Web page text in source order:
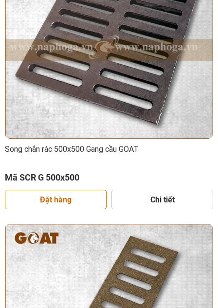
Song chắn rác 500x500 Gang cầu GOAT
Mã SCR G 500x500
Đặt hàng Chi tiết